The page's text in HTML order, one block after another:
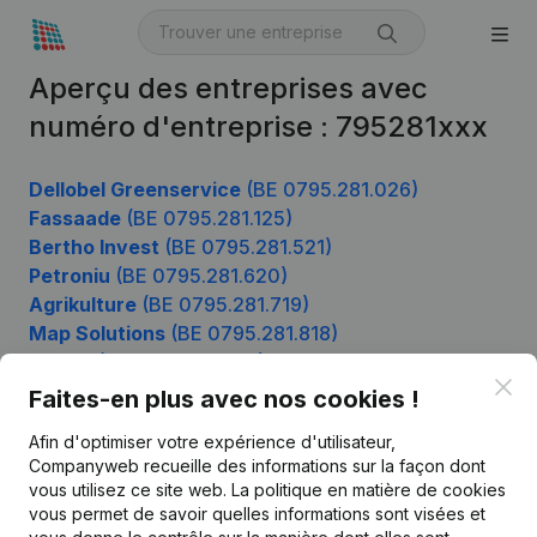
Aperçu des entreprises avec
numéro d'entreprise : 795281xxx
Dellobel Greenservice (BE 0795.281.026)
Fassaade (BE 0795.281.125)
Bertho Invest (BE 0795.281.521)
Petroniu (BE 0795.281.620)
Agrikulture (BE 0795.281.719)
Map Solutions (BE 0795.281.818)
Faites-en plus avec nos cookies !
Afin d'optimiser votre expérience d'utilisateur,
Companyweb recueille des informations sur la façon dont
vous utilisez ce site web. La politique en matière de cookies
vous permet de savoir quelles informations sont visées et
Produit
Informations d’entreprise